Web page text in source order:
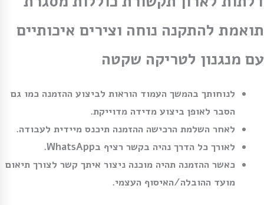
תואמת להתקנה נוחה וצירים איכותיים
עם מנגנון לטריקה שקטה
לנוחותך בהמשך העמוד הוראות לביצוע ההזמנה כמו גם
הסבר לאופן ביצוע מדידה מדוייקת.
לאחר השלמת הרכישה ההזמנה תיכנס מיידית לעבודה.
לאורך כל הדרך נהיה בקשר רציף בWhatsApp.
כאשר ההזמנה תהיה מוכנה ניצור איתך קשר לצורך תיאום
מועד ההובלה/האיסוף העצמי.